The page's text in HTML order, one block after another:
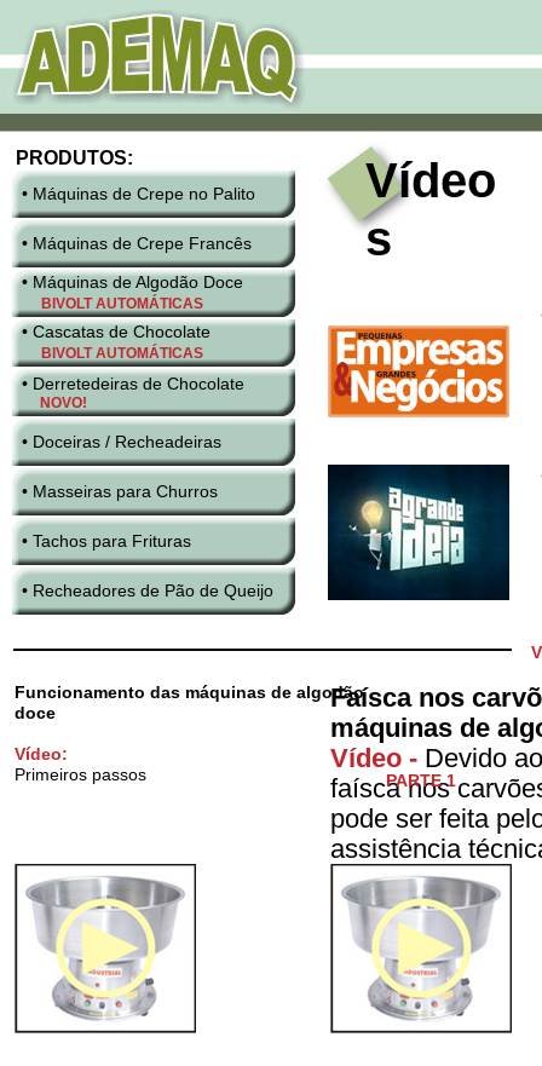
PRODUTOS:
• Máquinas de Crepe no Palito
• Máquinas de Crepe Francês
• Máquinas de Algodão Doce
BIVOLT AUTOMÁTICAS
• Cascatas de Chocolate
BIVOLT AUTOMÁTICAS
• Derretedeiras de Chocolate
NOVO!
• Doceiras / Recheadeiras
• Masseiras para Churros
• Tachos para Frituras
• Recheadores de Pão de Queijo
Vídeo
s
Funcionamento das máquinas de algodão
doce
Vídeo:
Primeiros passos
Faísca nos
máquinas de
Vídeo - Devido
faísca nos
pode ser feita
assistência
PARTE 1